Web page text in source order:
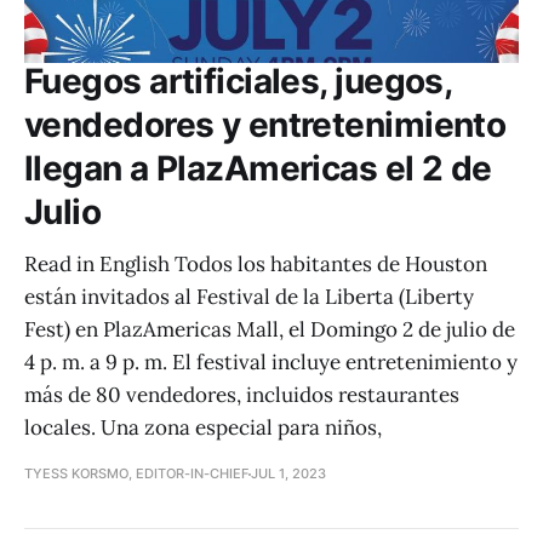
Fuegos artificiales, juegos,
vendedores y entretenimiento
llegan a PlazAmericas el 2 de
Julio
Read in English Todos los habitantes de Houston
están invitados al Festival de la Liberta (Liberty
Fest) en PlazAmericas Mall, el Domingo 2 de julio de
4 p. m. a 9 p. m. El festival incluye entretenimiento y
más de 80 vendedores, incluidos restaurantes
locales. Una zona especial para niños,
TYESS KORSMO, EDITOR-IN-CHIEFJUL 1, 2023